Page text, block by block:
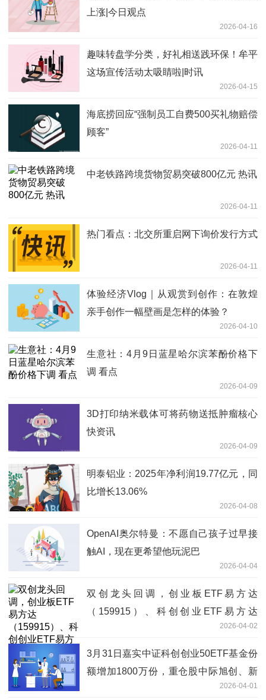
上涨|今日观点
2026-04-16
趣味转盘学分类，好礼相送践环保！牟平
这场宣传活动太吸睛啦|时讯
2026-04-15
海底捞回应“强制员工自费500买礼物赔偿
顾客”
2026-04-11
中老铁路跨境货物贸易突破800亿元 热讯
2026-04-11
热门看点：北交所重启网下询价发行方式
2026-04-11
体验经济Vlog｜从观赏到创作：在敦煌
亲手创作一幅壁画是怎样的体验？
2026-04-10
生意社：4月9日蓝星哈尔滨苯酚价格下
调 看点
2026-04-09
3D打印纳米载体可将药物送抵肿瘤核心
快资讯
2026-04-09
明泰铝业：2025年净利润19.77亿元，同
比增长13.06%
2026-04-08
OpenAI奥尔特曼：不愿自己孩子过早接
触AI，现在更希望他玩泥巴
2026-04-04
双创龙头回调，创业板ETF易方达
（159915）、科创创业ETF易方达
2026-04-02
3月31日嘉实中证科创创业50ETF基金份
额增加1800万份，重仓股中际旭创、新
2026-04-01